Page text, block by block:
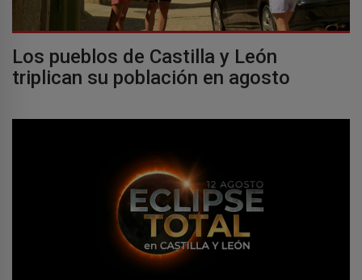
Los pueblos de Castilla y León
triplican su población en agosto